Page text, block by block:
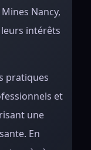
Nancy,
intérêts
pratiques
et
une
En